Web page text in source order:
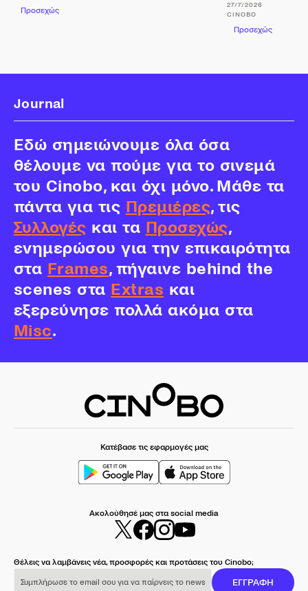
Προσεχώς
27/7/2026
CINOBO
Προσεχώς
Journal
Εδώ σημειώνουμε όλα όσα
θέλουμε να πούμε για το σινεμά
του Cinobo, και όχι μόνο. Μάθε τα
πάντα για τις Πρεμιέρες, τις
Συλλογές και τα Προσεχώς,
ενημερώσου για την επικαιρότητα
στα Frames, πήγαινε behind the
scenes στα Extras και
εξερεύνησε πολλά ακόμα στα
Misc.
Κατέβασε τις εφαρμογές μας
Ακολούθησέ μας στα social media
Θέλεις να λαμβάνεις νέα, προσφορές και προτάσεις του Cinobo;
ΕΓΓΡΑΦΗ